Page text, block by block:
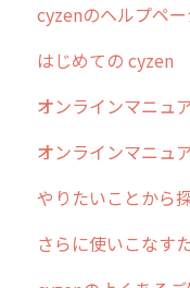
cyzenのヘルプペ
はじめての cyzen
0. はじめての
1. cyzenについ
2. 主要機能の概
3. cyzenの位置
オンラインマニュ
管理サイトの使
ユーザー・グル
行動管理
オンラインマニュ
アプリの使い始
ホーム画面
やりたいことから
行動管理
さらに使いこなす